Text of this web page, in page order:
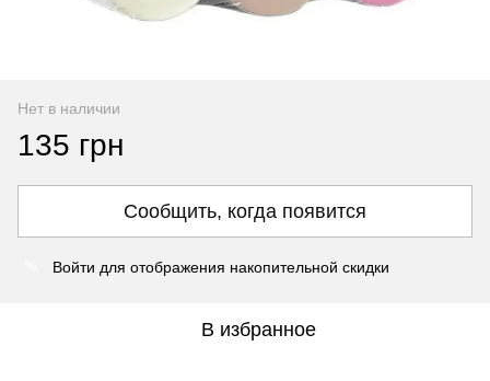
Нет в наличии
135 грн
Сообщить, когда появится
Войти для отображения накопительной скидки
В избранное